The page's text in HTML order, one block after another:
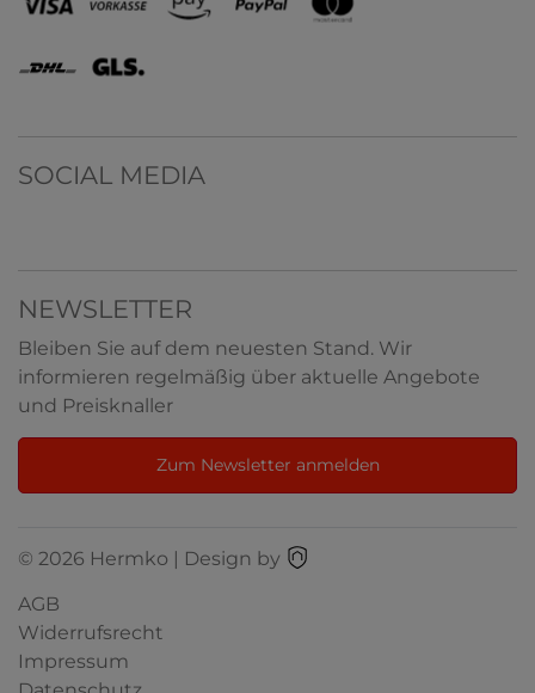
SOCIAL MEDIA
NEWSLETTER
Bleiben Sie auf dem neuesten Stand. Wir
informieren regelmäßig über aktuelle Angebote
und Preisknaller
Zum Newsletter anmelden
© 2026 Hermko | Design by
AGB
Widerrufsrecht
Impressum